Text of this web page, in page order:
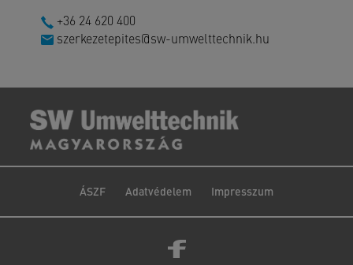
+36 24 620 400
szerkezetepites@sw-umwelttechnik.hu
ÁSZF Adatvédelem Impresszum